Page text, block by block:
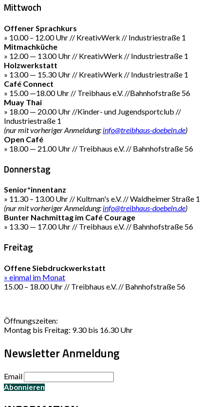
Mittwoch
Offener Sprachkurs
» 10.00 – 12.00 Uhr // KreativWerk // Industriestraße 1
Mitmachküche
» 12.00 — 13.00 Uhr // KreativWerk // Industriestraße 1
Holzwerkstatt
» 13.00 — 15.30 Uhr // KreativWerk // Industriestraße 1
Café Connect
» 15.00 —18.00 Uhr // Treibhaus e.V. //Bahnhofstraße 56
Muay Thai
» 18.00 — 20.00 Uhr //Kinder- und Jugendsportclub //
Industriestraße 1
(nur mit vorheriger Anmeldung: info@treibhaus-doebeln.de)
Open Café
» 18.00 — 21.00 Uhr // Treibhaus e.V. // Bahnhofstraße 56
Donnerstag
Senior*innentanz
» 11.30 – 13.00 Uhr // Kultman's e.V. // Waldheimer Straße 1
(nur mit vorheriger Anmeldung: info@treibhaus-doebeln.de)
Bunter Nachmittag im Café Courage
» 13.30 — 17.00 Uhr // Treibhaus e.V. // Bahnhofstraße 56
Freitag
Offene Siebdruckwerkstatt
» einmal im Monat
15.00 – 18.00 Uhr // Treibhaus e.V. // Bahnhofstraße 56
Öffnungszeiten:
Montag bis Freitag: 9.30 bis 16.30 Uhr
Newsletter Anmeldung
Email